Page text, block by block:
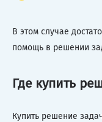
В этом случае
помощь в решении
Где купить
Купить решение